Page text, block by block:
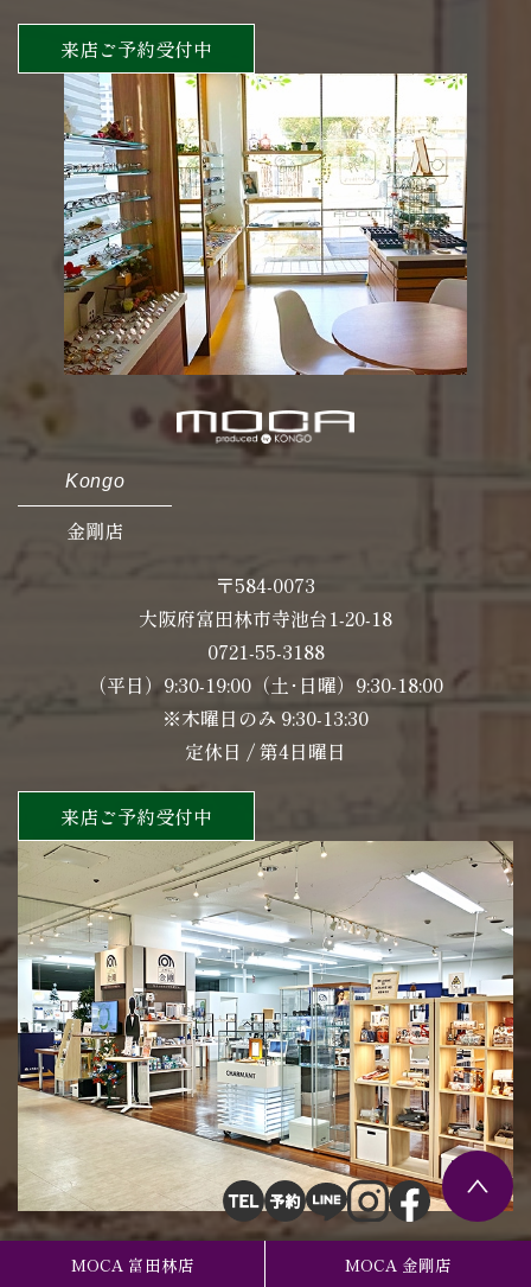
MOCA 富田林店 MOCA 金剛店
来店ご予約受付中
Kongo
金剛店
〒584-0073
大阪府富田林市寺池台1-20-18
0721-55-3188
（平日）9:30-19:00（土･日曜）9:30-18:00
※木曜日のみ 9:30-13:30
定休日 / 第4日曜日
来店ご予約受付中